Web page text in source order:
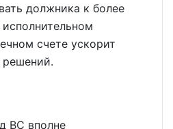
должника к более
счете ускорит
решений.
ВС вполне